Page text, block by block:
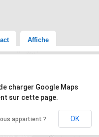
Affiche
n'a pas pu être trouvée.
charger Google Maps
sur cette page.
appartient ? OK